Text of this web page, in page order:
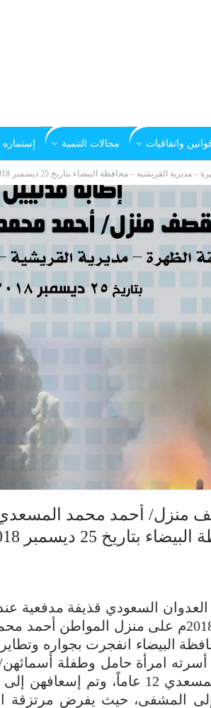
واتفاقيات مجالات التنمية إستماره
– محافظة البيضاء بتاريخ 25 ديسمبر 2018
منزل/ أحمد محمد
بتاريخ 25 ديسمبر 2018
الموافق 25 ديسمبر 2018م على منزل
البيضاء انفجرت بجواره
ميمونة ناصر أحمد المسعدي 12
المشفى، حيث يفرض مرتزقة